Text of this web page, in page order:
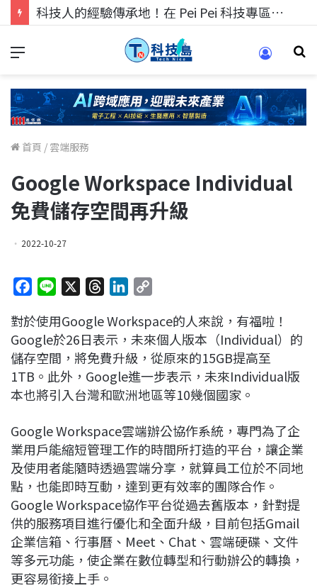
科技人的經驗傳承地！在 Pei Pei 科技專區，與學弟妹交流最硬核的技術
首頁 / 雲端服務
Google Workspace Individual
免費儲存空間再升級
2022-10-27
c
e
b
o
o
n
e
r
e
a
d
s
n
k
e
d
I
p
y
L
i
n
對於使用Google Workspace的人來說，有福啦！
Google於26日表示，未來個人版本（Individual）的
儲存空間，將免費升級，從原來的15GB提高至
1TB。此外，Google進一步表示，未來Individual版
本也將引入台灣和歐洲地區等10幾個國家。
Google Workspace雲端辦公協作系統，專門為了企
業用戶能縮短管理工作的時間所打造的平台，讓企業
及使用者能隨時透過雲端分享，就算員工位於不同地
點，也能即時互動，達到更有效率的團隊合作。
Google Workspace協作平台從過去舊版本，針對提
供的服務項目進行優化和全面升級，目前包括Gmail
企業信箱、行事曆、Meet、Chat、雲端硬碟、文件
等多元功能，使企業在數位轉型和行動辦公的轉換，
更容易銜接上手。